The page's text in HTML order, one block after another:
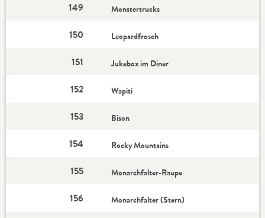
149 Monstertrucks
150 Leopardfrosch
151 Jukebox im Diner
152 Wapiti
153 Bison
154 Rocky Mountains
155 Monarchfalter-Raupe
156 Monarchfalter (Stern)